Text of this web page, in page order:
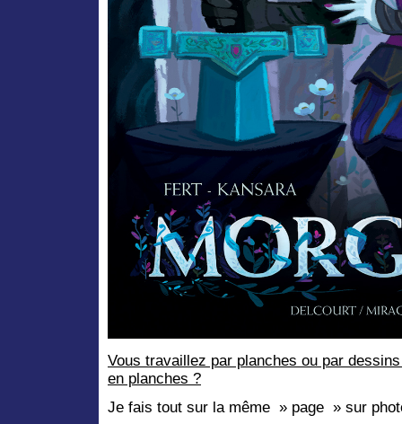
Vous travaillez par planches ou par
en planches ?
Je fais tout sur la même » page » sur